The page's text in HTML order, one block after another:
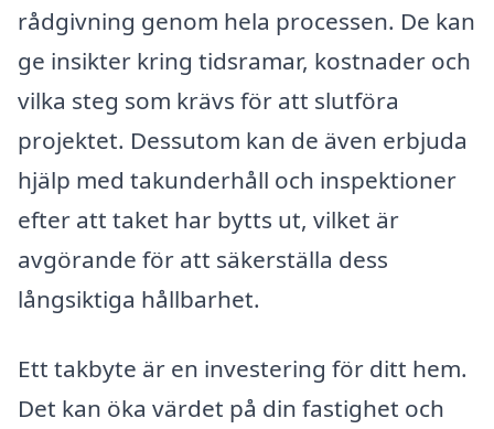
rådgivning genom hela processen. De kan
ge insikter kring tidsramar, kostnader och
vilka steg som krävs för att slutföra
projektet. Dessutom kan de även erbjuda
hjälp med takunderhåll och inspektioner
efter att taket har bytts ut, vilket är
avgörande för att säkerställa dess
långsiktiga hållbarhet.
Ett takbyte är en investering för ditt hem.
Det kan öka värdet på din fastighet och